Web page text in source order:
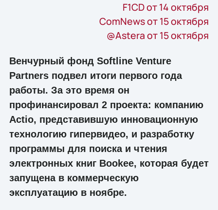
F1CD от 14 октября
ComNews от 15 октября
@Astera от 15 октября
Венчурный фонд Softline Venture
Partners подвел итоги первого года
работы. За это время он
профинансировал 2 проекта: компанию
Actio, представившую инновационную
технологию гипервидео, и разработку
программы для поиска и чтения
электронных книг Bookee, которая будет
запущена в коммерческую
эксплуатацию в ноябре.